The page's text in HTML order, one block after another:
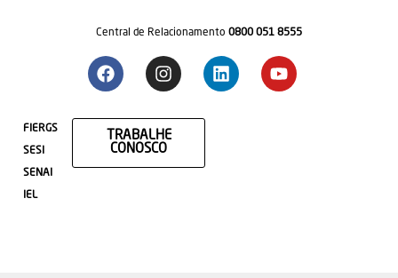
Central de Relacionamento 0800 051 8555
FIERGS
SESI
SENAI
IEL
TRABALHE
CONOSCO